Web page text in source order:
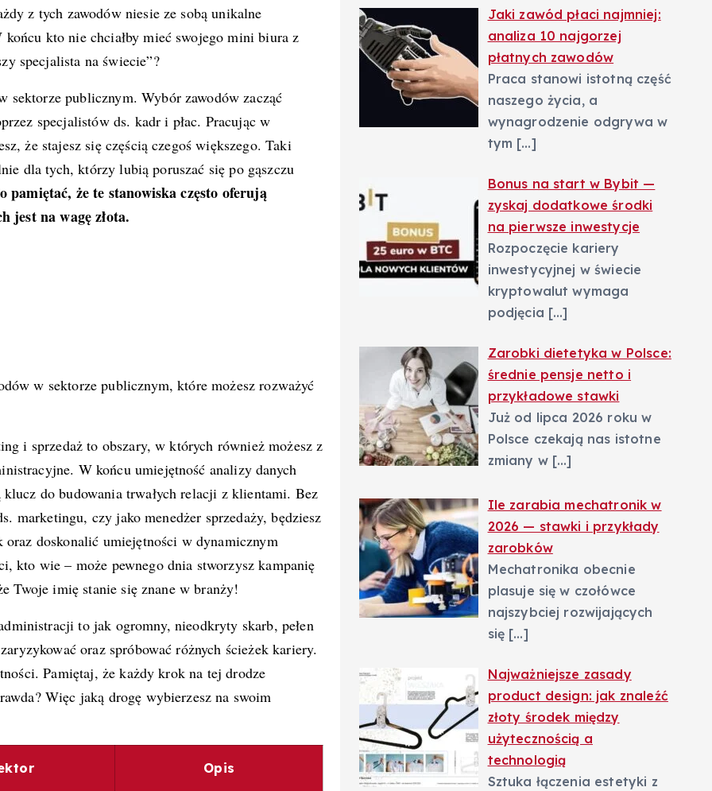
z tych zawodów niesie ze sobą unikalne
kto nie chciałby mieć swojego mini biura z
specjalista na świecie”?
sektorze publicznym. Wybór zawodów zacząć
specjalistów ds. kadr i płac. Pracując w
że stajesz się częścią czegoś większego. Taki
dla tych, którzy lubią poruszać się po gąszczu
pamiętać, że te stanowiska często oferują
jest na wagę złota.
w sektorze publicznym, które możesz rozważyć
i sprzedaż to obszary, w których również możesz z
W końcu umiejętność analizy danych
do budowania trwałych relacji z klientami. Bez
marketingu, czy jako menedżer sprzedaży, będziesz
doskonalić umiejętności w dynamicznym
kto wie – może pewnego dnia stworzysz kampanię
Twoje imię stanie się znane w branży!
to jak ogromny, nieodkryty skarb, pełen
oraz spróbować różnych ścieżek kariery.
Pamiętaj, że każdy krok na tej drodze
Więc jaką drogę wybierzesz na swoim
Opis
Jaki zawód płaci najmniej:
analiza 10 najgorzej
płatnych zawodów
Praca stanowi istotną część
naszego życia, a
wynagrodzenie odgrywa w
tym […]
Bonus na start w Bybit —
zyskaj dodatkowe środki
na pierwsze inwestycje
Rozpoczęcie kariery
inwestycyjnej w świecie
kryptowalut wymaga
podjęcia […]
Zarobki dietetyka w Polsce:
średnie pensje netto i
przykładowe stawki
Już od lipca 2026 roku w
Polsce czekają nas istotne
zmiany w […]
Ile zarabia mechatronik w
2026 — stawki i przykłady
zarobków
Mechatronika obecnie
plasuje się w czołówce
najszybciej rozwijających
się […]
Najważniejsze zasady
product design: jak znaleźć
złoty środek między
użytecznością a
technologią
Sztuka łączenia estetyki z